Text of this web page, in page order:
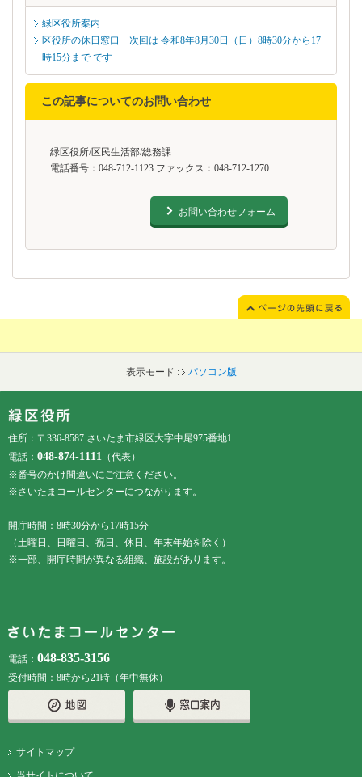
緑区役所案内
区役所の休日窓口 次回は 令和8年8月30日（日）8時30分から17
時15分まで です
この記事についてのお問い合わせ
緑区役所/区民生活部/総務課
電話番号：048-712-1123 ファックス：048-712-1270
お問い合わせフォーム
表示モード : パソコン版
住所：〒336-8587 さいたま市緑区大字中尾975番地1
電話： 048-874-1111
（代表）
※番号のかけ間違いにご注意ください。
※さいたまコールセンターにつながります。
開庁時間：8時30分から17時15分
（土曜日、日曜日、祝日、休日、年末年始を除く）
※一部、開庁時間が異なる組織、施設があります。
電話： 048-835-3156
受付時間：8時から21時（年中無休）
サイトマップ